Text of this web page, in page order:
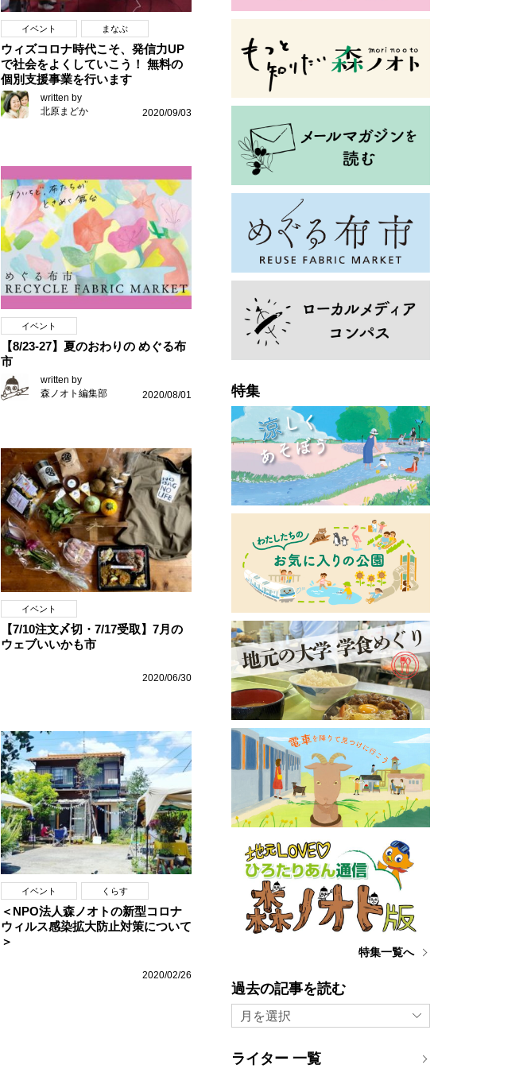
イベント まなぶ
ウィズコロナ時代こそ、発信力UP
で社会をよくしていこう！ 無料の
個別支援事業を行います
written by
北原まどか
2020/09/03
イベント
【8/23-27】夏のおわりの めぐる布
市
written by
森ノオト編集部
2020/08/01
イベント
【7/10注文〆切・7/17受取】7月の
ウェブいいかも市
2020/06/30
イベント くらす
＜NPO法人森ノオトの新型コロナ
ウィルス感染拡大防止対策について
＞
2020/02/26
特集
特集一覧へ
過去の記事を読む
月を選択
ライター 一覧